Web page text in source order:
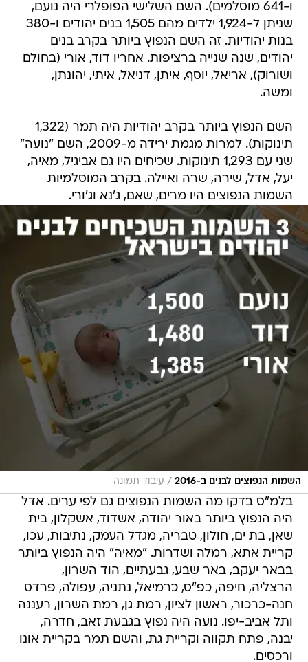
ו-641 מוסלמים). השם השלישי הפופלרי היה נועם,
שניתן ל-1,924 ילדים מהם 1,505 בנים יהודים ו-380
בנות יהודיות. זה השם הנפוץ ביותר בקרב בנים
יהודים, שנה שנייה ברציפות. אחריו דוד, אורי (בחולם
ושורוק), אריאל, יוסף, איתן, דניאל, איתי, יהונתן,
ומשה.
השם הנפוץ ביותר בקרב יהודיות היה תמר (1,322
תינוקות). למרות מגמת ירידה מ-2009, השם "נועה"
שני עם 1,293 תינוקות. שכיחים היו גם אביגיל, מאיה,
יעל, אדל, שירה, שרה ואיילה. בקרב המוסלמיות
השמות הנפוצים היו מרים, שאם, ג'נא וג'ורי.
השמות הנפוצים לבנים ב-2016 / עיבוד תמונה
בלמ"ס בדקו מה השמות הנפוצים גם לפי ערים. אדל
היה הנפוץ ביותר באור יהודה, אשדוד, אשקלון, בית
שאן, בת ים, חולון, טבריה, מגדל העמק, נתיבות, עכו,
קריית אתא, רמלה ושדרות. "מאיה" היה הנפוץ ביותר
בבאר יעקב, באר שבע, גבעתיים, הוד השרון,
הרצליה, חיפה, כפ"ס, כרמיאל, נתניה, עפולה, פרדס
חנה-כרכור, ראשון לציון, רמת גן, רמת השרון, רעננה
ותל אביב-יפו. נועה היה נפוץ בגבעת זאב, חדרה,
יבנה, פתח תקווה וקריית גת, והשם תמר בקריית אונו
ורכסים.